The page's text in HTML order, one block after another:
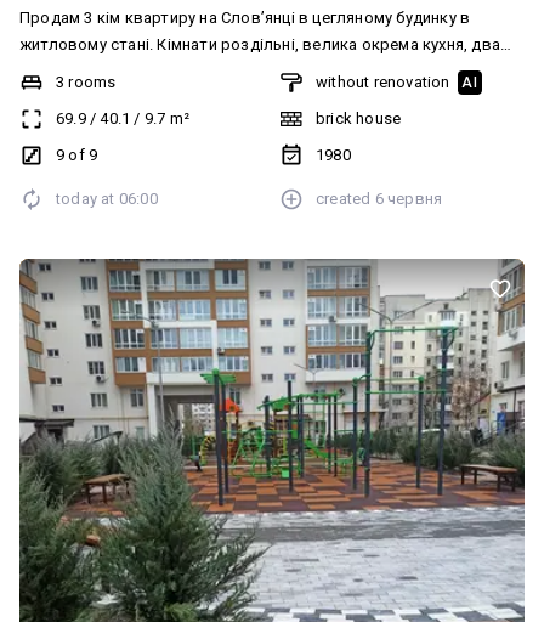
Продам 3 кім квартиру на Словʼянці в цегляному будинку в
житловому стані. Кімнати роздільні, велика окрема кухня, два
балкони та великий техповерх зверху , що використовувався
господарями , там облаштована окрема кімната Хороший та
достойний варіант квартири як для себе , так і під інвестицію !
Телефонуйте, деталі по телефону
3 rooms
69.9/40.1 / 9.7 m²
9 of 9
without renovation AI
brick house
1980
today at 06:00 created 6 червня